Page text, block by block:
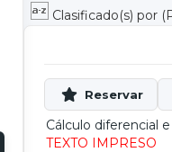
Clasificado(s) por
Cálculo diferencial
TEXTO IMPRESO